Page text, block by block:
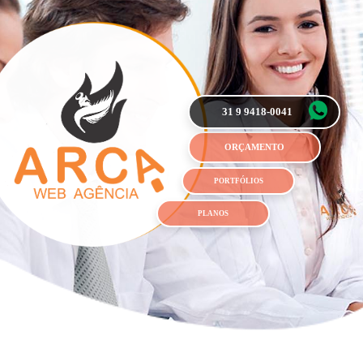
PORTFÓLIOS
31 9 9418-0041
ORÇAMENTO
PLANOS